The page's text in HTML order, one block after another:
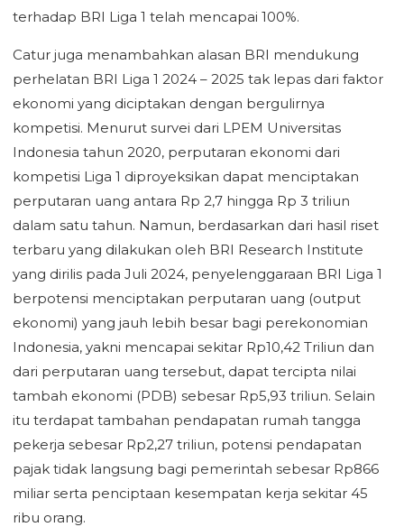
terhadap BRI Liga 1 telah mencapai 100%.
Catur juga menambahkan alasan BRI mendukung
perhelatan BRI Liga 1 2024 – 2025 tak lepas dari faktor
ekonomi yang diciptakan dengan bergulirnya
kompetisi. Menurut survei dari LPEM Universitas
Indonesia tahun 2020, perputaran ekonomi dari
kompetisi Liga 1 diproyeksikan dapat menciptakan
perputaran uang antara Rp 2,7 hingga Rp 3 triliun
dalam satu tahun. Namun, berdasarkan dari hasil riset
terbaru yang dilakukan oleh BRI Research Institute
yang dirilis pada Juli 2024, penyelenggaraan BRI Liga 1
berpotensi menciptakan perputaran uang (output
ekonomi) yang jauh lebih besar bagi perekonomian
Indonesia, yakni mencapai sekitar Rp10,42 Triliun dan
dari perputaran uang tersebut, dapat tercipta nilai
tambah ekonomi (PDB) sebesar Rp5,93 triliun. Selain
itu terdapat tambahan pendapatan rumah tangga
pekerja sebesar Rp2,27 triliun, potensi pendapatan
pajak tidak langsung bagi pemerintah sebesar Rp866
miliar serta penciptaan kesempatan kerja sekitar 45
ribu orang.